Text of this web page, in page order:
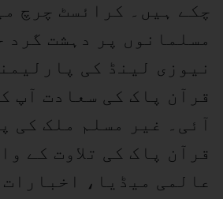
چکے ہیں۔ کرائسٹ چرچ
مسلمانوں پر دہشت گرد
نیوزی لینڈ کی
قرآن پاک کی سعادت آپ
آئی۔ غیر مسلم ملک کی
قرآن پاک کی تلاوت کے
عالمی میڈیا،